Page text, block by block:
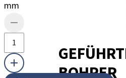
mm
BOHRER